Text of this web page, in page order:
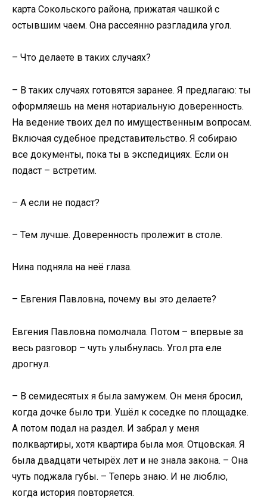
карта Сокольского района, прижатая чашкой с
остывшим чаем. Она рассеянно разгладила угол.
– Что делаете в таких случаях?
– В таких случаях готовятся заранее. Я предлагаю: ты
оформляешь на меня нотариальную доверенность.
На ведение твоих дел по имущественным вопросам.
Включая судебное представительство. Я собираю
все документы, пока ты в экспедициях. Если он
подаст – встретим.
– А если не подаст?
– Тем лучше. Доверенность пролежит в столе.
Нина подняла на неё глаза.
– Евгения Павловна, почему вы это делаете?
Евгения Павловна помолчала. Потом – впервые за
весь разговор – чуть улыбнулась. Угол рта еле
дрогнул.
– В семидесятых я была замужем. Он меня бросил,
когда дочке было три. Ушёл к соседке по площадке.
А потом подал на раздел. И забрал у меня
полквартиры, хотя квартира была моя. Отцовская. Я
была двадцати четырёх лет и не знала закона. – Она
чуть поджала губы. – Теперь знаю. И не люблю,
когда история повторяется.